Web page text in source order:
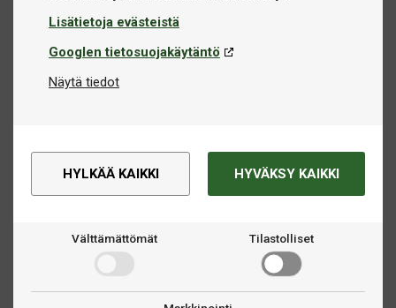
Lisätietoja evästeistä
Googlen tietosuojakäytäntö
Näytä tiedot
HYLKÄÄ KAIKKI HYVÄKSY KAIKKI
Välttämättömät Tilastolliset